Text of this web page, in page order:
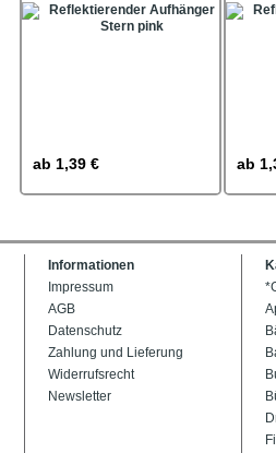
ab 1,39 € ab
Informationen
Impressum
AGB
Datenschutz
Zahlung und Lieferung
Widerrufsrecht
Newsletter